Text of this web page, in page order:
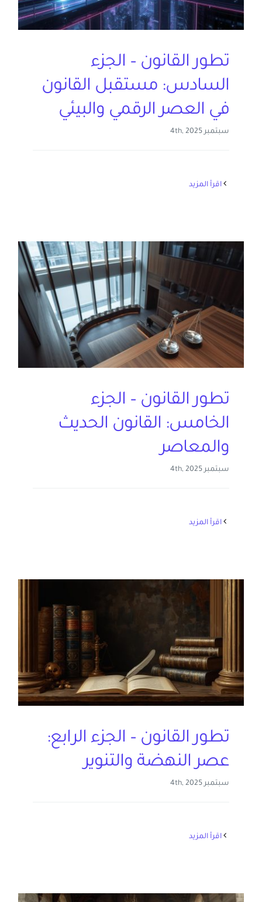
إتصل بنا
العربية
تطور القانون – الجزء
السادس: مستقبل القانون
في العصر الرقمي والبيئي
سبتمبر 4th, 2025
تطور القانون – الجزء
الخامس: القانون الحديث
والمعاصر
سبتمبر 4th, 2025
تطور القانون – الجزء الرابع:
عصر النهضة والتنوير
سبتمبر 4th, 2025